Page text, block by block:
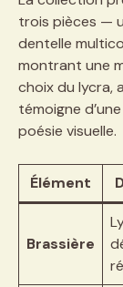
trois pièces —
dentelle
montrant une
choix du lycra,
témoigne
poésie visuelle.
Élément
Brassière